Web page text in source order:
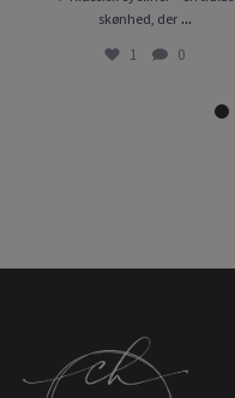
skønhed, der ...
1 0